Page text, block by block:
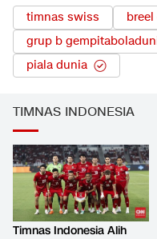
timnas swiss
grup b
piala dunia
TIMNAS INDONESIA
Timnas Indonesia Alih